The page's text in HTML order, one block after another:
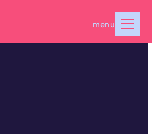
menu